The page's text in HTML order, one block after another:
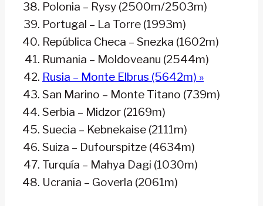
Polonia – Rysy (2500m/2503m)
Portugal – La Torre (1993m)
República Checa – Snezka (1602m)
Rumania – Moldoveanu (2544m)
Rusia – Monte Elbrus (5642m) »
San Marino – Monte Titano (739m)
Serbia – Midzor (2169m)
Suecia – Kebnekaise (2111m)
Suiza – Dufourspitze (4634m)
Turquía – Mahya Dagi (1030m)
Ucrania – Goverla (2061m)